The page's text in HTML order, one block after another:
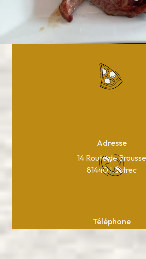
Adresse
14 Route de Brousse
81440 Lautrec
Téléphone